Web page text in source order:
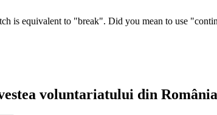
is equivalent to "break". Did you mean to use
voluntariatului din